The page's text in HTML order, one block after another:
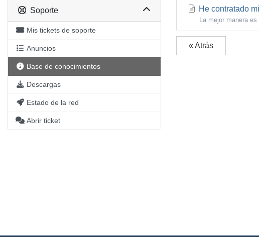
Soporte
Mis tickets de soporte
Anuncios
Base de conocimientos
Descargas
Estado de la red
Abrir ticket
He contratado
La mejor manera
« Atrás